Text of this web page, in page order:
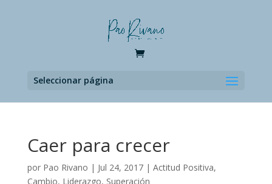
Seleccionar página
Caer para crecer
por Pao Rivano | Jul 24, 2017| Actitud Positiva,
Cambio, Liderazgo, Superación